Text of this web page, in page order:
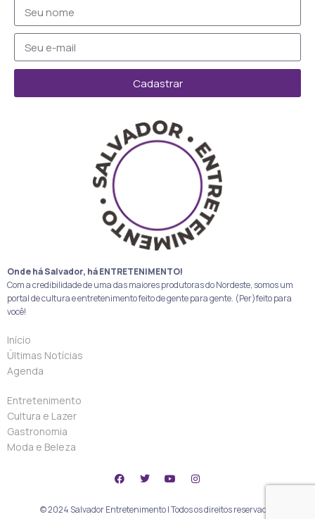
Cadastrar
Onde há Salvador, há ENTRETENIMENTO!
Com a credibilidade de uma das maiores produtoras do Nordeste, somos um
portal de cultura e entretenimento feito de gente para gente. (Per)feito para
você!
Início
Últimas Notícias
Agenda
Entretenimento
Cultura e Lazer
Gastronomia
Moda e Beleza
© 2024 Salvador Entretenimento | Todos os direitos reservados